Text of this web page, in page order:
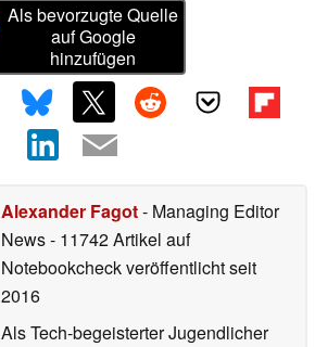
Als bevorzugte Quelle
auf Google
hinzufügen
Alexander Fagot- Managing Editor
News- 11742 Artikel auf
Notebookcheck veröffentlichtseit
2016
Als Tech-begeisterter Jugendlicher